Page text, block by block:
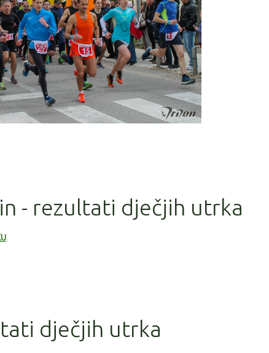
- rezultati dječjih utrka
.
dječjih utrka